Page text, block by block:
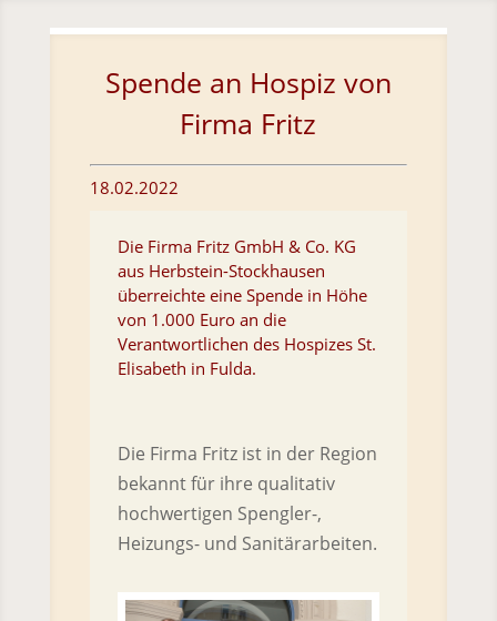
Skip To Content
Spende an Hospiz von
Firma Fritz
18.02.2022
Die Firma Fritz GmbH & Co. KG
aus Herbstein-Stockhausen
überreichte eine Spende in Höhe
von 1.000 Euro an die
Verantwortlichen des Hospizes St.
Elisabeth in Fulda.
Die Firma Fritz ist in der Region
bekannt für ihre qualitativ
hochwertigen Spengler-,
Heizungs- und Sanitärarbeiten.